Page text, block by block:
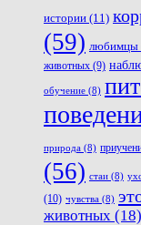
истории (11)
(59) любимцы
животных (9)
обучение (8)
природа (8)
(56) стаи (8)
(10) чувства (8)
животных (18)